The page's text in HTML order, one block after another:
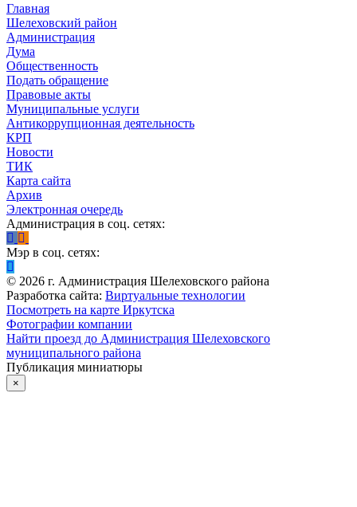
Главная
Шелеховский район
Администрация
Дума
Общественность
Подать обращение
Правовые акты
Муниципальные услуги
Антикоррупционная деятельность
КРП
Новости
ТИК
Карта сайта
Архив
Электронная очередь
Администрация в соц. сетях:
Мэр в соц. сетях:
© 2026 г. Администрация Шелеховского района
Разработка сайта: Виртуальные технологии
Посмотреть на карте Иркутска
Фотографии компании
Найти проезд до Администрация Шелеховского
муниципального района
Публикация миниатюры
×